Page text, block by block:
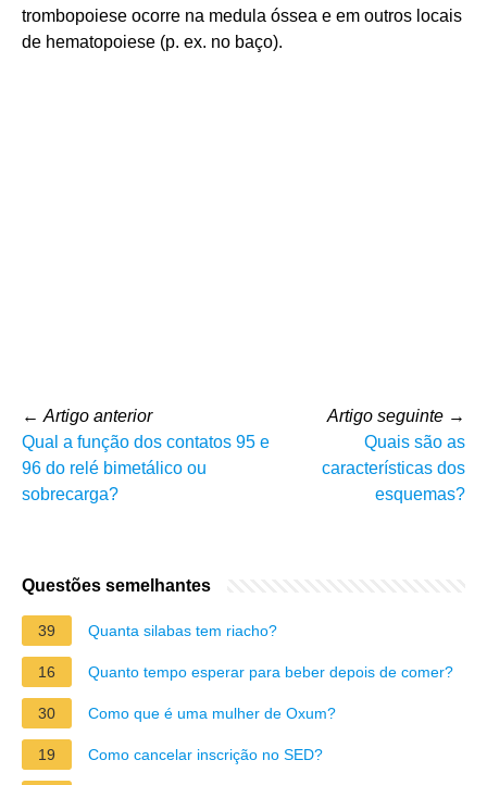
trombopoiese ocorre na medula óssea e em outros locais
de hematopoiese (p. ex. no baço).
← Artigo anterior
Qual a função dos contatos 95 e
96 do relé bimetálico ou
sobrecarga?
Artigo seguinte →
Quais são as
características dos
esquemas?
Questões semelhantes
39 Quanta silabas tem riacho?
16 Quanto tempo esperar para beber depois de comer?
30 Como que é uma mulher de Oxum?
19 Como cancelar inscrição no SED?